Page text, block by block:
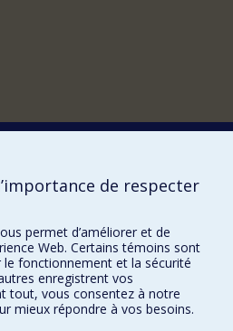
de respecter
permet d’améliorer et de
Web. Certains témoins sont
fonctionnement et la sécurité
enregistrent vos
tout, vous consentez à notre
mieux répondre à vos besoins.